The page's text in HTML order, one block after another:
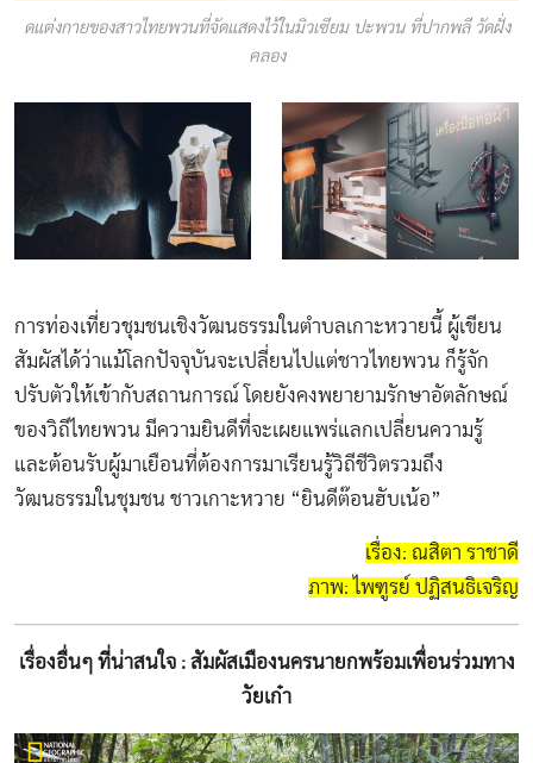
ดแต่งกายของสาวไทยพวนที่จัดแสดงไว้ในมิวเซียม ปะพวน ที่ปากพลี วัดฝั่ง
คลอง
การท่องเที่ยวชุมชนเชิงวัฒนธรรมในตำบลเกาะหวายนี้ ผู้เขียน
สัมผัสได้ว่าแม้โลกปัจจุบันจะเปลี่ยนไปแต่ชาวไทยพวน ก็รู้จัก
ปรับตัวให้เข้ากับสถานการณ์ โดยยังคงพยายามรักษาอัตลักษณ์
ของวิถีไทยพวน มีความยินดีที่จะเผยแพร่แลกเปลี่ยนความรู้
และต้อนรับผู้มาเยือนที่ต้องการมาเรียนรู้วิถีชีวิตรวมถึง
วัฒนธรรมในชุมชน ชาวเกาะหวาย “ยินดีต๊อนฮับเน้อ”
เรื่อง: ณสิตา ราชาดี
ภาพ: ไพฑูรย์ ปฏิสนธิเจริญ
เรื่องอื่นๆ ที่น่าสนใจ : สัมผัสเมืองนครนายกพร้อมเพื่อนร่วมทาง
วัยเก๋า